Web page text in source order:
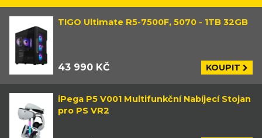
TIGO Ultimate R5-7500F, 5070 - 1TB 32GB
43 990 KČ KOUPIT
iPega P5 V001 Multifunkční Nabíjecí Stojan
pro PS VR2